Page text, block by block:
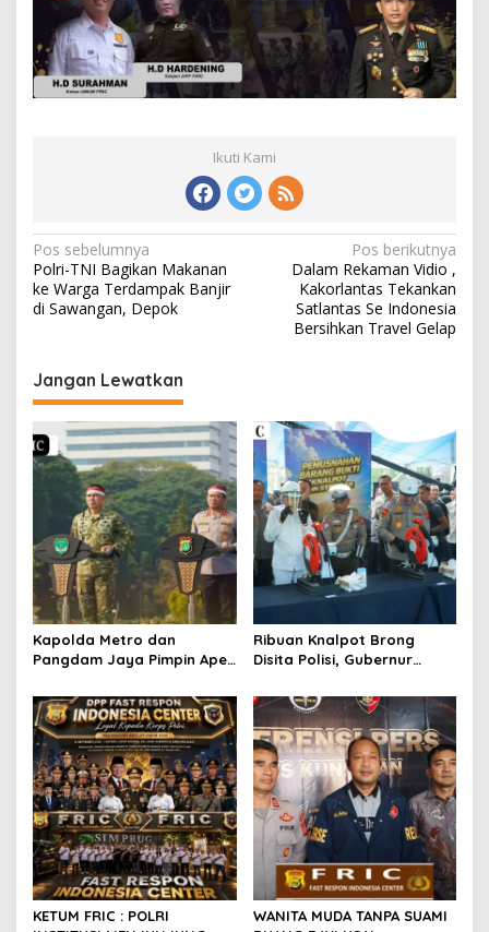
Ikuti Kami
Navigasi
pos
Pos sebelumnya
Polri-TNI Bagikan Makanan
ke Warga Terdampak Banjir
di Sawangan, Depok
Pos berikutnya
Dalam Rekaman Vidio ,
Kakorlantas Tekankan
Satlantas Se Indonesia
Bersihkan Travel Gelap
Jangan Lewatkan
Kapolda Metro dan
Pangdam Jaya Pimpin Apel
Untuk Indonesia.
Ribuan Knalpot Brong
Disita Polisi, Gubernur
Berikan Kompensasi
Knalpot Standar
KETUM FRIC : POLRI
WANITA MUDA TANPA SUAMI